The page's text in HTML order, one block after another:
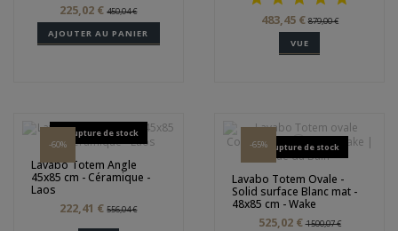
225,02 €450,04 €
AJOUTER AU PANIER
483,45 €879,00 €
VUE
-60%
Rupture de stock
Lavabo Totem Angle
45x85 cm - Céramique -
Laos
222,41 €556,04 €
-65%Rupture de stock
Lavabo Totem Ovale -
Solid surface Blanc mat -
48x85 cm - Wake
525,02 €1 500,07 €